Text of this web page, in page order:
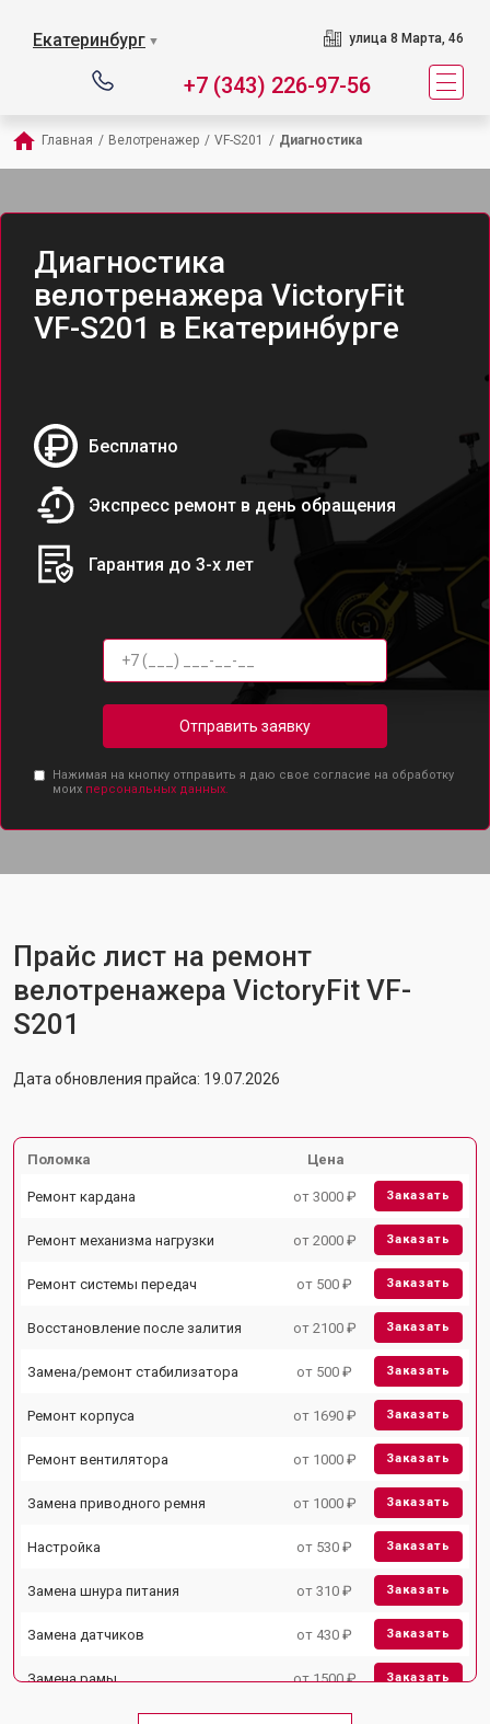
Екатеринбург ▼ улица 8 Марта, 46
+7 (343) 226-97-56
Главная / Велотренажер / VF-S201 / Диагностика
Диагностика
велотренажера VictoryFit
VF-S201 в Екатеринбурге
Бесплатно
Экспресс ремонт в день обращения
Гарантия до 3-х лет
Отправить заявку
Нажимая на кнопку отправить я даю свое согласие на обработку
моих персональных данных.
Прайс лист на ремонт
велотренажера VictoryFit VF-
S201
Дата обновления прайса: 19.07.2026
Поломка Цена
Ремонт кардана от 3000 ₽ Заказать
Ремонт механизма нагрузки от 2000 ₽ Заказать
Ремонт системы передач от 500 ₽ Заказать
Восстановление после залития от 2100 ₽ Заказать
Замена/ремонт стабилизатора от 500 ₽ Заказать
Ремонт корпуса от 1690 ₽ Заказать
Ремонт вентилятора от 1000 ₽ Заказать
Замена приводного ремня от 1000 ₽ Заказать
Настройка от 530 ₽ Заказать
Замена шнура питания от 310 ₽ Заказать
Замена датчиков от 430 ₽ Заказать
Замена рамы от 1500 ₽ Заказать